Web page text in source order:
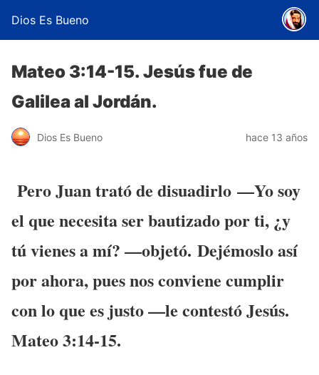
Dios Es Bueno
Mateo 3:14-15. Jesús fue de
Galilea al Jordán.
Dios Es Bueno hace 13 años
Pero Juan trató de disuadirlo —Yo soy
el que necesita ser bautizado por ti, ¿y
tú vienes a mí? —objetó. Dejémoslo así
por ahora, pues nos conviene cumplir
con lo que es justo —le contestó Jesús.
Mateo 3:14-15.